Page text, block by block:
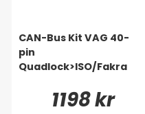
CAN-Bus Kit VAG 40-
pin
Quadlock>ISO/Fakra
1198 kr